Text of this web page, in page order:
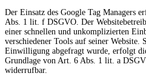
Der Einsatz des Google Tag Managers
Abs. 1 lit. f DSGVO. Der
einer schnellen und unkomplizierten
verschiedener Tools auf seiner Website.
Einwilligung abgefragt wurde, erfolgt
Grundlage von Art. 6 Abs. 1 lit. a
widerrufbar.